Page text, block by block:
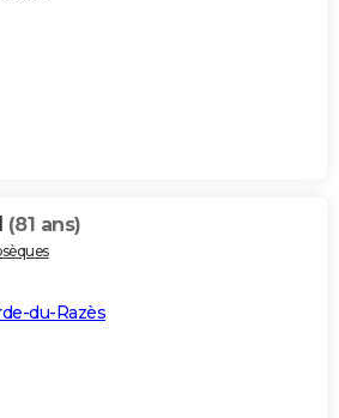
(81 ans)
du-Razès